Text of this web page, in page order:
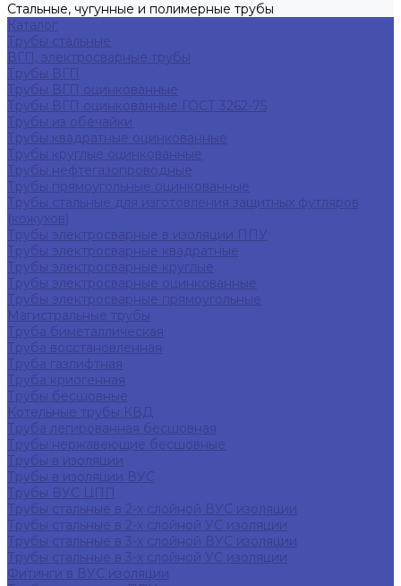
Стальные, чугунные и полимерные трубы
Каталог
Трубы стальные
ВГП, электросварные трубы
Трубы ВГП
Трубы ВГП оцинкованные
Трубы ВГП оцинкованные ГОСТ 3262-75
Трубы из обечайки
Трубы квадратные оцинкованные
Трубы круглые оцинкованные
Трубы нефтегазопроводные
Трубы прямоугольные оцинкованные
Трубы стальные для изготовления защитных футляров
(кожухов)
Трубы электросварные в изоляции ППУ
Трубы электросварные квадратные
Трубы электросварные круглые
Трубы электросварные оцинкованные
Трубы электросварные прямоугольные
Магистральные трубы
Труба биметаллическая
Труба восстановленная
Труба газлифтная
Труба криогенная
Трубы бесшовные
Котельные трубы КВД
Труба легированная бесшовная
Трубы нержавеющие бесшовные
Трубы в изоляции
Трубы в изоляции ВУС
Трубы ВУС ЦПП
Трубы стальные в 2-х слойной ВУС изоляции
Трубы стальные в 2-х слойной УС изоляции
Трубы стальные в 3-х слойной ВУС изоляции
Трубы стальные в 3-х слойной УС изоляции
Фитинги в ВУС изоляции